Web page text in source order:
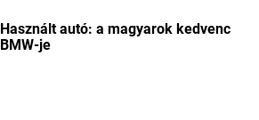
Használt autó: a magyarok kedvenc
BMW-je